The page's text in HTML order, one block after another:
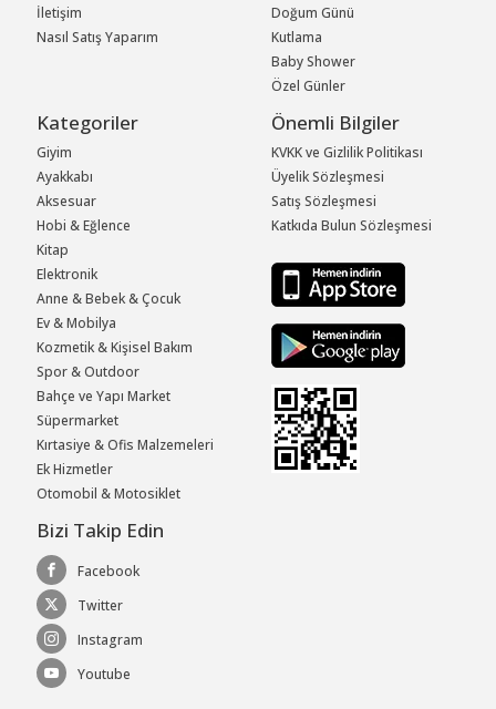
İletişim
Nasıl Satış Yaparım
Doğum Günü
Kutlama
Baby Shower
Özel Günler
Kategoriler
Giyim
Ayakkabı
Aksesuar
Hobi & Eğlence
Kitap
Elektronik
Anne & Bebek & Çocuk
Ev & Mobilya
Kozmetik & Kişisel Bakım
Spor & Outdoor
Bahçe ve Yapı Market
Süpermarket
Kırtasiye & Ofis Malzemeleri
Ek Hizmetler
Otomobil & Motosiklet
Önemli Bilgiler
KVKK ve Gizlilik Politikası
Üyelik Sözleşmesi
Satış Sözleşmesi
Katkıda Bulun Sözleşmesi
Bizi Takip Edin
Facebook
Twitter
Instagram
Youtube